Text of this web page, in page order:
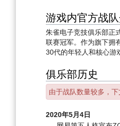
游戏内官方战
朱雀电子竞技俱乐部正
联赛冠军。作为旗下拥
30代的年轻人和核心游
俱乐部历史
由于战队数量较多，
2020年5月4日